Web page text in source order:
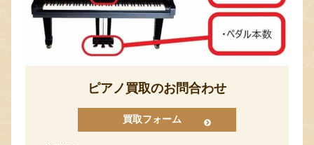
ピアノ買取のお問合わせ
買取フォーム